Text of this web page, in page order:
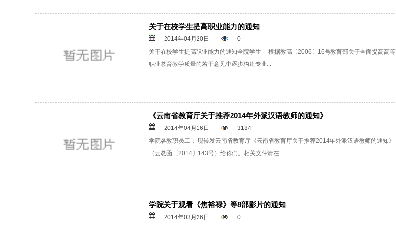
关于在校学生提高职业能力的通知
2014年04月20日
0
关于在校学生提高职业能力的通知全院学生： 根据教高〔2006〕16号教育部关于全面提高高等
职业教育教学质量的若干意见中逐步构建专业...
《云南省教育厅关于推荐2014年外派汉语教师的通知》
2014年04月16日
3184
学院各教职员工： 现转发云南省教育厅《云南省教育厅关于推荐2014年外派汉语教师的通知》
（云教函〔2014〕143号）给你们。相关文件请在...
学院关于观看《焦裕禄》等8部影片的通知
2014年03月26日
0